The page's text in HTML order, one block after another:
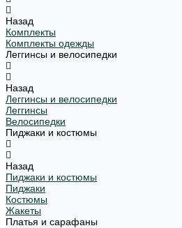
Назад
Комплекты
Комплекты одежды
Леггинсы и велосипедки
Назад
Леггинсы и велосипедки
Леггинсы
Велосипедки
Пиджаки и костюмы
Назад
Пиджаки и костюмы
Пиджаки
Костюмы
Жакеты
Платья и сарафаны